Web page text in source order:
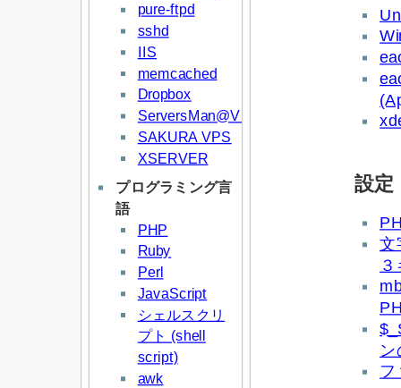
pure-ftpd
sshd
IIS
memcached
Dropbox
ServersMan@VPS
SAKURA VPS
XSERVER
プログラミング言
語
PHP
Ruby
Perl
JavaScript
シェルスクリ
プト (shell
script)
awk
設定
文